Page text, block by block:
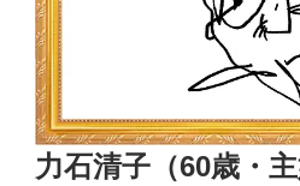
力石清子（60歳・主